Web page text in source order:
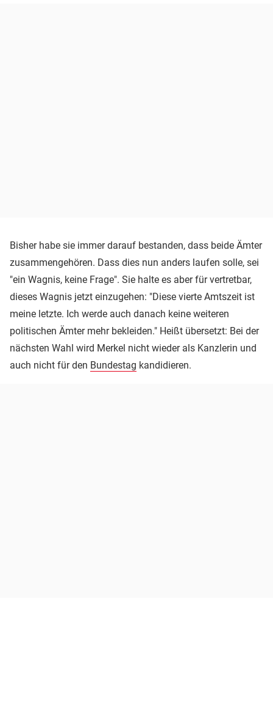
Bisher habe sie immer darauf bestanden, dass beide Ämter
zusammengehören. Dass dies nun anders laufen solle, sei
"ein Wagnis, keine Frage". Sie halte es aber für vertretbar,
dieses Wagnis jetzt einzugehen: "Diese vierte Amtszeit ist
meine letzte. Ich werde auch danach keine weiteren
politischen Ämter mehr bekleiden." Heißt übersetzt: Bei der
nächsten Wahl wird Merkel nicht wieder als Kanzlerin und
auch nicht für den Bundestag kandidieren.